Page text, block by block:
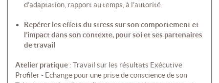
d’adaptation, rapport au temps, à l’autorité.
Repérer les effets du stress sur son comportement et
l’impact dans son contexte, pour soi et ses partenaires
de travail
Atelier pratique : Travail sur les résultats Exécutive
Profiler - Echange pour une prise de conscience de son